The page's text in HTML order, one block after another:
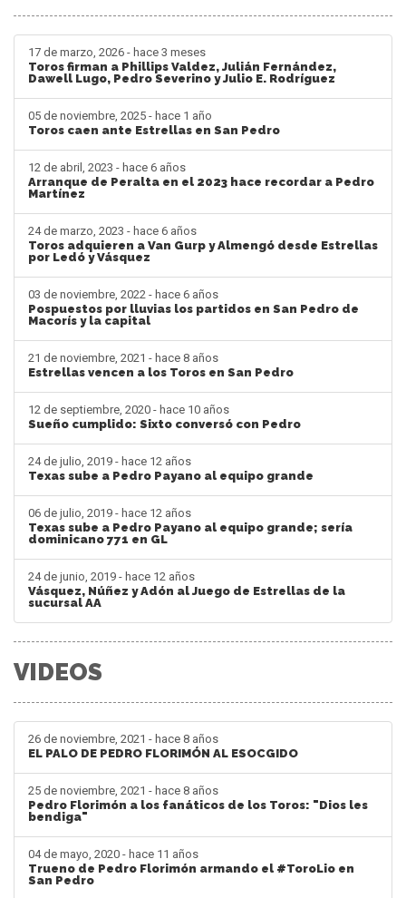
17 de marzo, 2026 - hace 3 meses
Toros firman a Phillips Valdez, Julián Fernández,
Dawell Lugo, Pedro Severino y Julio E. Rodríguez
05 de noviembre, 2025 - hace 1 año
Toros caen ante Estrellas en San Pedro
12 de abril, 2023 - hace 6 años
Arranque de Peralta en el 2023 hace recordar a Pedro
Martínez
24 de marzo, 2023 - hace 6 años
Toros adquieren a Van Gurp y Almengó desde Estrellas
por Ledó y Vásquez
03 de noviembre, 2022 - hace 6 años
Pospuestos por lluvias los partidos en San Pedro de
Macorís y la capital
21 de noviembre, 2021 - hace 8 años
Estrellas vencen a los Toros en San Pedro
12 de septiembre, 2020 - hace 10 años
Sueño cumplido: Sixto conversó con Pedro
24 de julio, 2019 - hace 12 años
Texas sube a Pedro Payano al equipo grande
06 de julio, 2019 - hace 12 años
Texas sube a Pedro Payano al equipo grande; sería
dominicano 771 en GL
24 de junio, 2019 - hace 12 años
Vásquez, Núñez y Adón al Juego de Estrellas de la
sucursal AA
VIDEOS
26 de noviembre, 2021 - hace 8 años
EL PALO DE PEDRO FLORIMÓN AL ESOCGIDO
25 de noviembre, 2021 - hace 8 años
Pedro Florimón a los fanáticos de los Toros: "Dios les
bendiga"
04 de mayo, 2020 - hace 11 años
Trueno de Pedro Florimón armando el #ToroLio en
San Pedro